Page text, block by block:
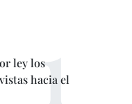
ley los
hacia el